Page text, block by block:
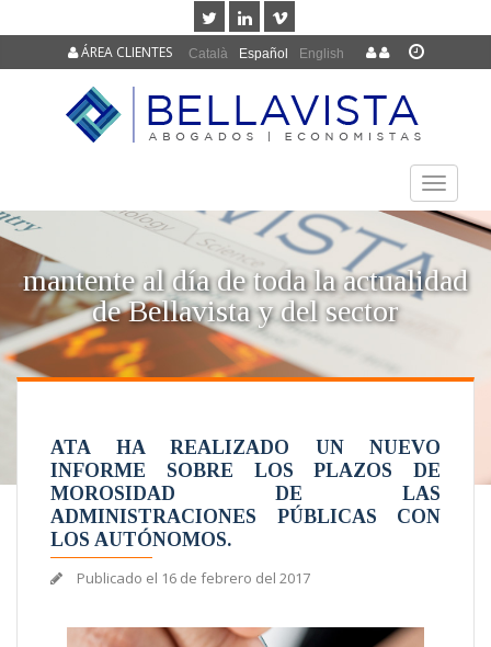
Català Español English
ÁREA CLIENTES
TOGGLE
mantente al día de toda la actualidad
de Bellavista y del sector
ATA HA REALIZADO UN NUEVO
INFORME SOBRE LOS PLAZOS DE
MOROSIDAD DE LAS
ADMINISTRACIONES PÚBLICAS CON
LOS AUTÓNOMOS.
Publicado el 16 de febrero del 2017